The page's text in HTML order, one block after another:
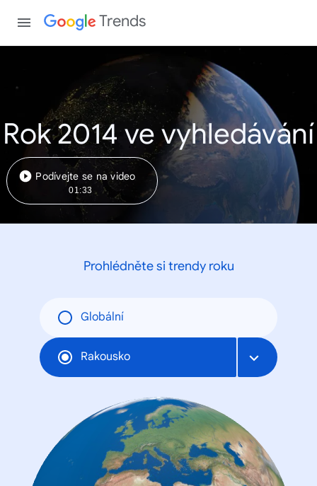
Trends
Rok 2014 ve vyhledávání
Podívejte se na video
01:33
Prohlédněte si trendy roku
Globální
Rakousko